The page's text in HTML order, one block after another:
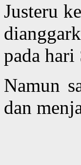
Justeru
pada hari
Namun
dan